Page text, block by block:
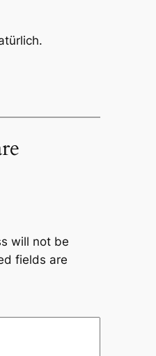
will not be
fields are